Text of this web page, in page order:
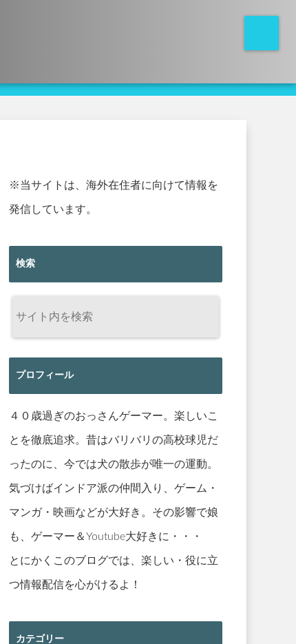
※当サイトは、海外在住者に向けて情報を
発信しています。
検索
プロフィール
４０歳過ぎのおっさんゲーマー。楽しいこ
とを徹底追求。昔はバリバリの高校球児だ
ったのに、今では犬の散歩が唯一の運動。
気づけばインドア派の仲間入り、ゲーム・
マンガ・映画などが大好き。その影響で娘
も、ゲーマー＆Youtube大好きに・・・
とにかくこのブログでは、楽しい・役に立
つ情報配信を心がけるよ！
カテゴリー